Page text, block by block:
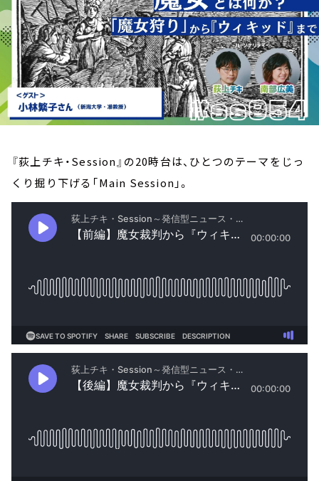
『荻上チキ・Session』の20時台は、ひとつのテーマをじっ
くり掘り下げる「Main Session」。